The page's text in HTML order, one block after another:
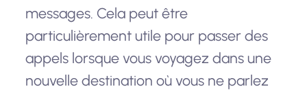
messages. Cela peut être
particulièrement utile pour passer des
appels lorsque vous voyagez dans une
nouvelle destination où vous ne parlez